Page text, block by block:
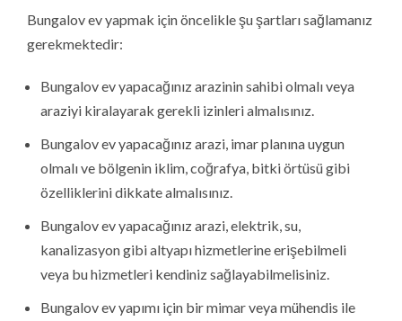
Bungalov ev yapmak için öncelikle şu şartları sağlamanız
gerekmektedir:
Bungalov ev yapacağınız arazinin sahibi olmalı veya
araziyi kiralayarak gerekli izinleri almalısınız.
Bungalov ev yapacağınız arazi, imar planına uygun
olmalı ve bölgenin iklim, coğrafya, bitki örtüsü gibi
özelliklerini dikkate almalısınız.
Bungalov ev yapacağınız arazi, elektrik, su,
kanalizasyon gibi altyapı hizmetlerine erişebilmeli
veya bu hizmetleri kendiniz sağlayabilmelisiniz.
Bungalov ev yapımı için bir mimar veya mühendis ile